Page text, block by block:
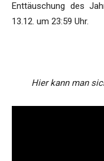
Enttäuschung des
13.12. um 23:59 Uhr.
Hier kann man